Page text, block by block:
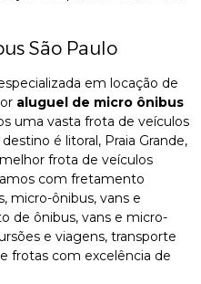
São Paulo
em locação de
aluguel de micro ônibus
uma vasta frota de veículos
é litoral, Praia Grande,
frota de veículos
com fretamento
micro-ônibus, vans e
de ônibus, vans e micro-
e viagens, transporte
frotas com excelência de